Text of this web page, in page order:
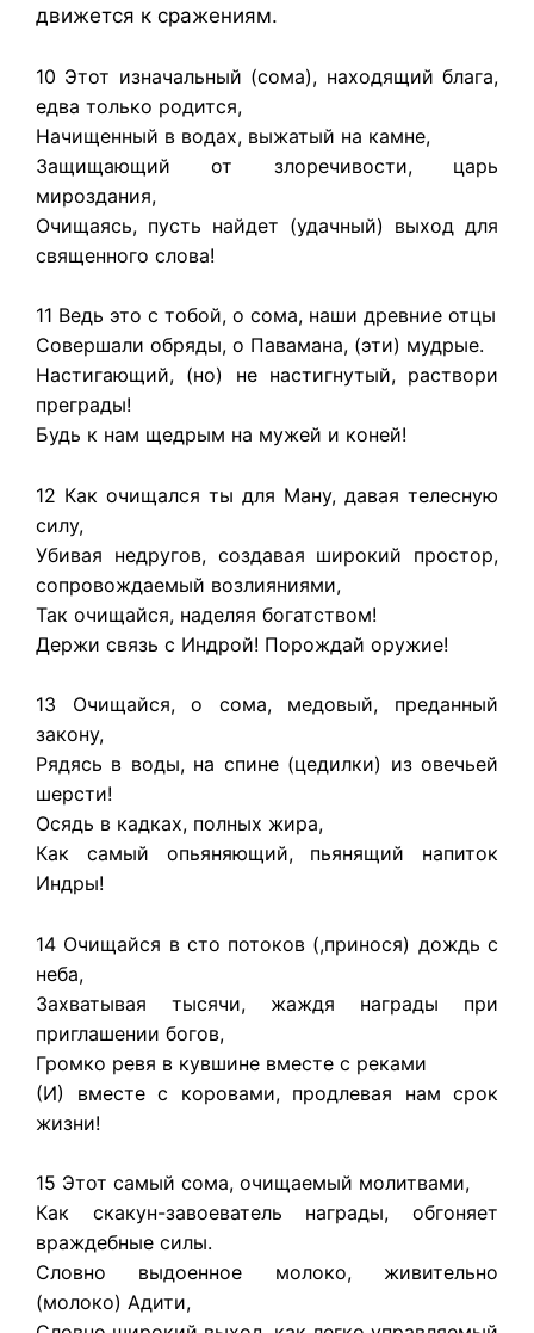
движется к сражениям.
10 Этот изначальный (сома), находящий блага,
едва только родится,
Начищенный в водах, выжатый на камне,
Защищающий от злоречивости, царь
мироздания,
Очищаясь, пусть найдет (удачный) выход для
священного слова!
11 Ведь это с тобой, о сома, наши древние отцы
Совершали обряды, о Павамана, (эти) мудрые.
Настигающий, (но) не настигнутый, раствори
преграды!
Будь к нам щедрым на мужей и коней!
12 Как очищался ты для Ману, давая телесную
силу,
Убивая недругов, создавая широкий простор,
сопровождаемый возлияниями,
Так очищайся, наделяя богатством!
Держи связь с Индрой! Порождай оружие!
13 Очищайся, о сома, медовый, преданный
закону,
Рядясь в воды, на спине (цедилки) из овечьей
шерсти!
Осядь в кадках, полных жира,
Как самый опьяняющий, пьянящий напиток
Индры!
14 Очищайся в сто потоков (,принося) дождь с
неба,
Захватывая тысячи, жаждя награды при
приглашении богов,
Громко ревя в кувшине вместе с реками
(И) вместе с коровами, продлевая нам срок
жизни!
15 Этот самый сома, очищаемый молитвами,
Как скакун-завоеватель награды, обгоняет
враждебные силы.
Словно выдоенное молоко, живительно
(молоко) Адити,